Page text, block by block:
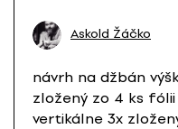
Askold Žáčko
návrh na džbán
zložený zo 4 ks
vertikálne 3x